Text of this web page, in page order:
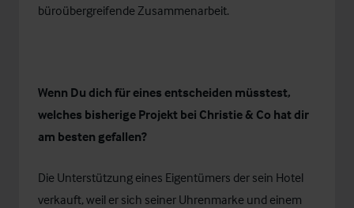
büroübergreifende Zusammenarbeit.
Wenn Du dich für eines entscheiden müsstest,
welches bisherige Projekt bei Christie & Co hat dir
am besten gefallen?
Die Unterstützung eines Eigentümers der sein Hotel
verkauft, weil er sich seiner Uhrenmarke und einem